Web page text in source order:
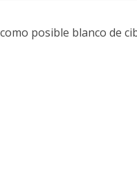
posible blanco de